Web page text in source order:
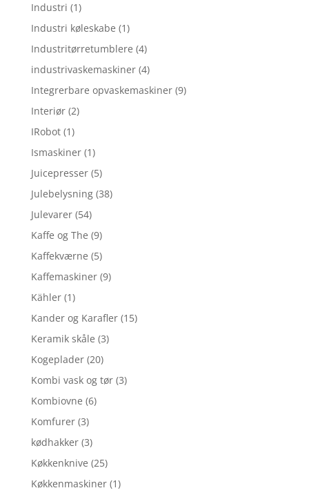
Industri (1)
Industri køleskabe (1)
Industritørretumblere (4)
industrivaskemaskiner (4)
Integrerbare opvaskemaskiner (9)
Interiør (2)
IRobot (1)
Ismaskiner (1)
Juicepresser (5)
Julebelysning (38)
Julevarer (54)
Kaffe og The (9)
Kaffekværne (5)
Kaffemaskiner (9)
Kähler (1)
Kander og Karafler (15)
Keramik skåle (3)
Kogeplader (20)
Kombi vask og tør (3)
Kombiovne (6)
Komfurer (3)
kødhakker (3)
Køkkenknive (25)
Køkkenmaskiner (1)